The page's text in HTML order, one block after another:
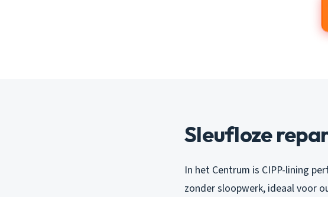
Sleufloze
In het Centrum is CIPP-lining
zonder sloopwerk, ideaal voor